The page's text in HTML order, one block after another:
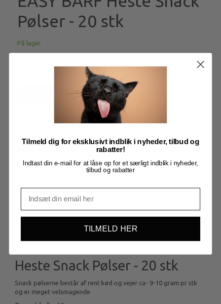
Pølser - 20 stk
På lager
79,00
EB883
EASY BARF Heste Snack Pølser. 20 stk
Snack pølserne består af rent kød og vejer ca- 9-10 gram pr stk
og er meget velsmagende
Heste Snack Pølser - 20 stk
Snack pølserne består af rent kød og vejer ca- 9-10 gram pr stk
og er meget velsmagende
Tilmeld dig for eksklusivt indblik i nyheder, tilbud og
rabatter!
Indtast din e-mail for at låse op for et særligt indblik i nyheder,
tilbud og rabatter
TILMELD HER